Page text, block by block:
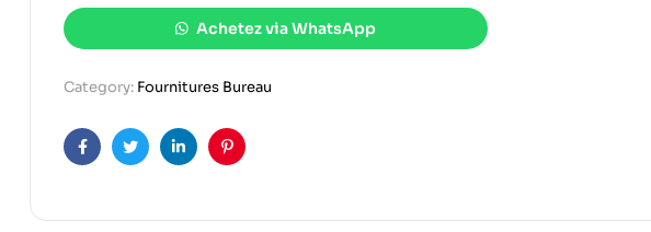
Achetez via WhatsApp
Category: Fournitures Bureau
FacebookTwitterLinkedinPinterest